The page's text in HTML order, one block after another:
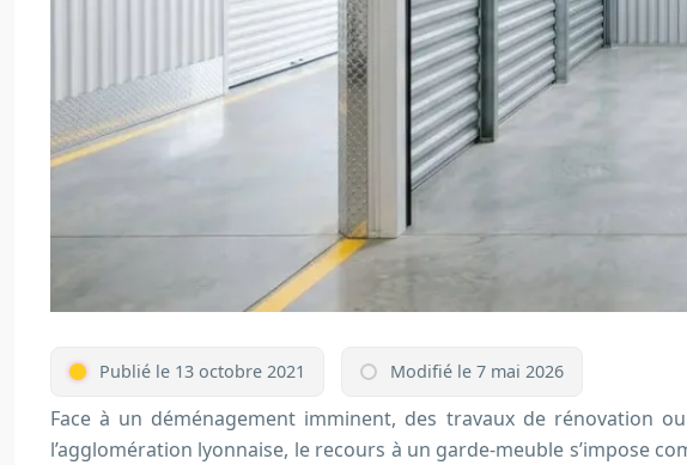
Publié le 13 octobre 2021 Modifié le 7 mai 2026
Face à un déménagement imminent, des travaux de rénovation
l’agglomération lyonnaise, le recours à un garde-meuble s’impose